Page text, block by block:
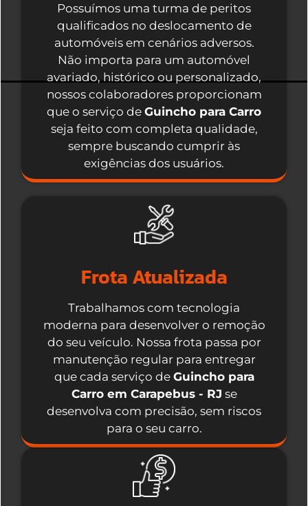
Possuímos uma turma de peritos
qualificados no deslocamento de
automóveis em cenários adversos.
Não importa para um automóvel
avariado, histórico ou personalizado,
nossos colaboradores proporcionam
que o serviço de Guincho para Carro
seja feito com completa qualidade,
sempre buscando cumprir às
exigências dos usuários.
Frota Atualizada
Trabalhamos com tecnologia
moderna para desenvolver o remoção
do seu veículo. Nossa frota passa por
manutenção regular para entregar
que cada serviço de Guincho para
Carro em Carapebus - RJ se
desenvolva com precisão, sem riscos
para o seu carro.